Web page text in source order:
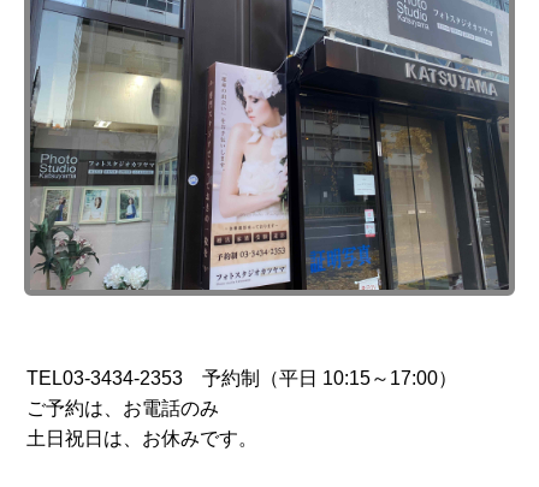
TEL03-3434-2353 予約制（平日 10:15～17:00）
ご予約は、お電話のみ
土日祝日は、お休みです。